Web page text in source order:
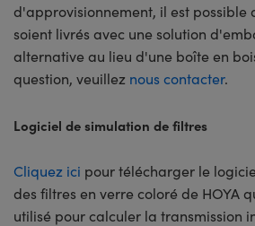
d'approvisionnement, il est possible
soient livrés avec une solution
alternative au lieu d'une boîte en
question, veuillez nous contacter.
Logiciel de simulation de filtres
Cliquez ici pour télécharger le
des filtres en verre coloré de HOYA
utilisé pour calculer la transmission